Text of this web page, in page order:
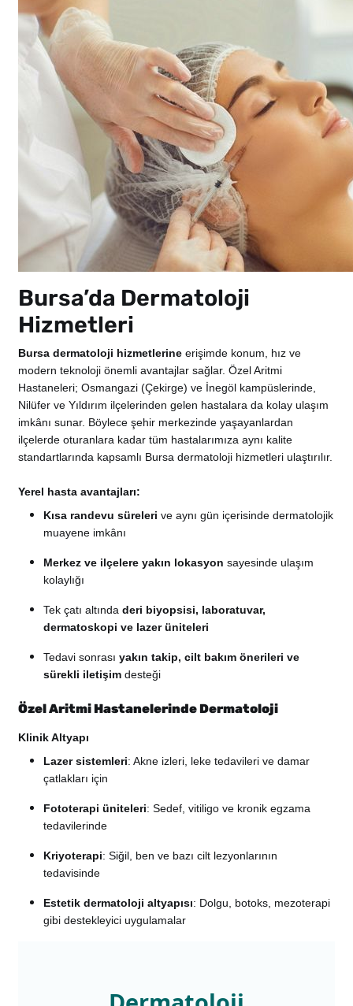
Bursa’da Dermatoloji
Hizmetleri
Bursa dermatoloji hizmetlerine erişimde konum, hız ve
modern teknoloji önemli avantajlar sağlar. Özel Aritmi
Hastaneleri; Osmangazi (Çekirge) ve İnegöl kampüslerinde,
Nilüfer ve Yıldırım ilçelerinden gelen hastalara da kolay ulaşım
imkânı sunar. Böylece şehir merkezinde yaşayanlardan
ilçelerde oturanlara kadar tüm hastalarımıza aynı kalite
standartlarında kapsamlı Bursa dermatoloji hizmetleri ulaştırılır.
Yerel hasta avantajları:
Kısa randevu süreleri ve aynı gün içerisinde dermatolojik
muayene imkânı
Merkez ve ilçelere yakın lokasyon sayesinde ulaşım
kolaylığı
Tek çatı altındaderi biyopsisi, laboratuvar,
dermatoskopi ve lazer üniteleri
Tedavi sonrasıyakın takip, cilt bakım önerileri ve
sürekli iletişim desteği
Özel Aritmi Hastanelerinde Dermatoloji
Klinik Altyapı
Lazer sistemleri: Akne izleri, leke tedavileri ve damar
çatlakları için
Fototerapi üniteleri: Sedef, vitiligo ve kronik egzama
tedavilerinde
Kriyoterapi: Siğil, ben ve bazı cilt lezyonlarının
tedavisinde
Estetik dermatoloji altyapısı: Dolgu, botoks, mezoterapi
gibi destekleyici uygulamalar